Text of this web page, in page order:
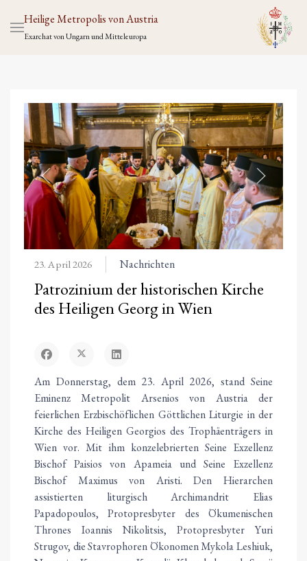
Heilige Metropolis von Austria
Exarchat von Ungarn und Mitteleuropa
23. April 2026 Nachrichten
Patrozinium der historischen Kirche
des Heiligen Georg in Wien
Am Donnerstag, dem 23. April 2026, stand Seine
Eminenz Metropolit Arsenios von Austria der
feierlichen Erzbischöflichen Göttlichen Liturgie in der
Kirche des Heiligen Georgios des Trophäenträgers in
Wien vor. Mit ihm konzelebrierten Seine Exzellenz
Bischof Paisios von Apameia und Seine Exzellenz
Bischof Maximus von Aristi. Den Hierarchen
assistierten liturgisch Archimandrit Elias
Papadopoulos, Protopresbyter des Ökumenischen
Thrones Ioannis Nikolitsis, Protopresbyter Yuri
Strugov, die Stavrophoren Ökonomen Mykola Leshiuk,